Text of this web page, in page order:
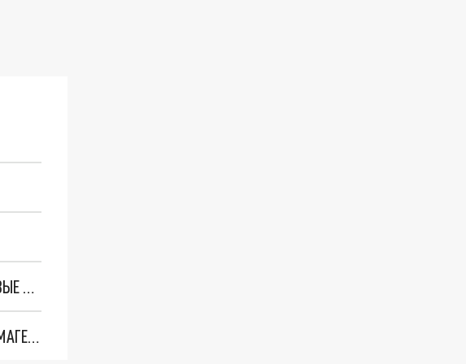
"ОЧЕНЬ ПЛОХИЕ НОВОСТИ": БОЛЬШАЯ ОШИБКА PALANTIR В РОССИИ. СТРАНЫ НАТО ВПЕРВЫЕ ЗА СВО ОСТАНОВИЛИ ПОСТАВКИ ОРУЖИЯ. ВСУ ТЕРЯЮТ ПРИГРАНИЧЬЕ?
ТРИ ГЛАВНЫХ ИНСАЙДА ОБ СВО. ОТМЕНА МОБИЛИЗАЦИИ И ВОЗВРАЩЕНИЕ "ГЕНЕРАЛА АРМАГЕДДОНА"? ОТЛИЧНЫЕ НОВОСТИ, КОТОРЫЕ ЖДАЛИ ВСЕ